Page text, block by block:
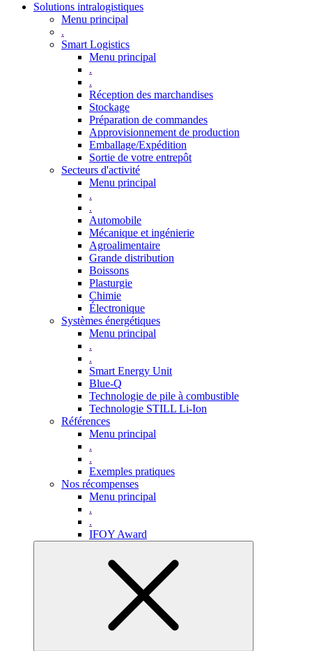
Solutions intralogistiques
Menu principal
.
Smart Logistics
Menu principal
.
.
Réception des marchandises
Stockage
Préparation de commandes
Approvisionnement de production
Emballage/Expédition
Sortie de votre entrepôt
Secteurs d'activité
Menu principal
.
.
Automobile
Mécanique et ingénierie
Agroalimentaire
Grande distribution
Boissons
Plasturgie
Chimie
Électronique
Systèmes énergétiques
Menu principal
.
.
Smart Energy Unit
Blue-Q
Technologie de pile à combustible
Technologie STILL Li-Ion
Références
Menu principal
.
.
Exemples pratiques
Nos récompenses
Menu principal
.
.
IFOY Award